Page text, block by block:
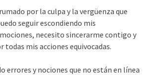
por la culpa y la vergüenza que
seguir escondiendo mis
necesito sincerarme contigo y
todas mis acciones equivocadas.
errores y nociones que no están en línea